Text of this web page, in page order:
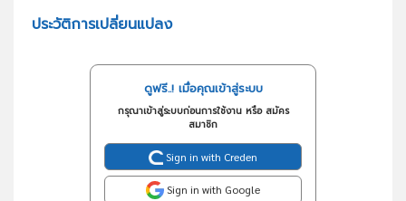
ประวัติการเปลี่ยนแปลง
ดูฟรี..! เมื่อคุณเข้าสู่ระบบ
กรุณาเข้าสู่ระบบก่อนการใช้งาน หรือ สมัคร
สมาชิก
Sign in with Creden
Sign in with Google